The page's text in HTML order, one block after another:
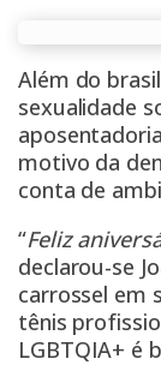
Além do
sexualidade
motivo da
conta de
“Feliz
declarou-se
carrossel em
tênis
LGBTQIA+ é